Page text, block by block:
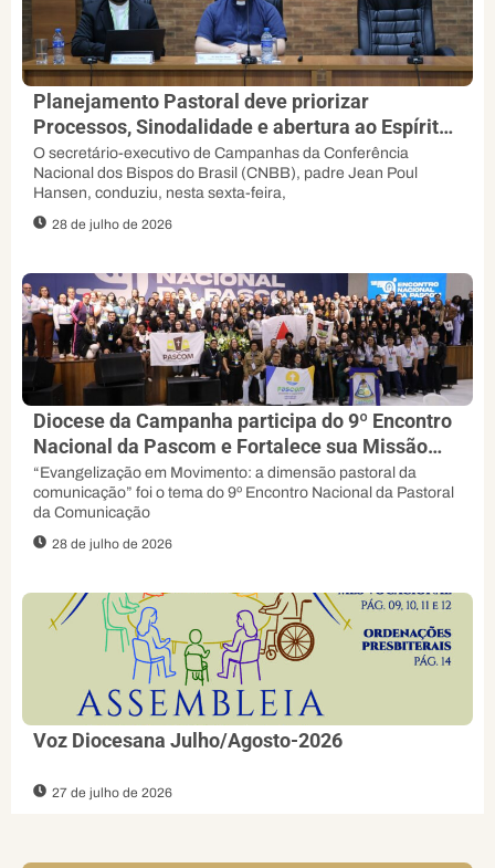
Planejamento Pastoral deve priorizar
Processos, Sinodalidade e abertura ao Espírito,
orienta padre Jean Poul
O secretário-executivo de Campanhas da Conferência
Nacional dos Bispos do Brasil (CNBB), padre Jean Poul
Hansen, conduziu, nesta sexta-feira,
28 de julho de 2026
Diocese da Campanha participa do 9º Encontro
Nacional da Pascom e Fortalece sua Missão
Evangelizadora
“Evangelização em Movimento: a dimensão pastoral da
comunicação” foi o tema do 9º Encontro Nacional da Pastoral
da Comunicação
28 de julho de 2026
Voz Diocesana Julho/Agosto-2026
27 de julho de 2026